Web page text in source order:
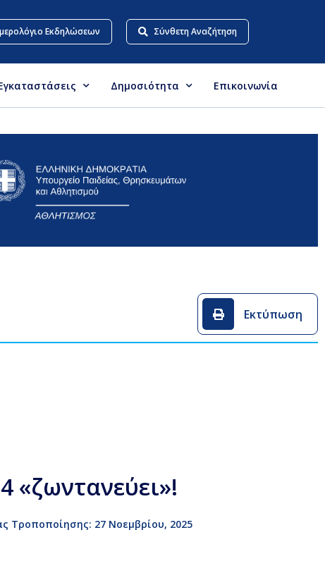
Εκδηλώσεων Σύνθετη Αναζήτηση
Δημοσιότητα Επικοινωνία
Εκτύπωση
«ζωντανεύει»!
Τροποποίησης: 27 Νοεμβρίου, 2025